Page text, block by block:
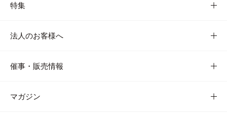
特集
法人のお客様へ
催事・販売情報
マガジン